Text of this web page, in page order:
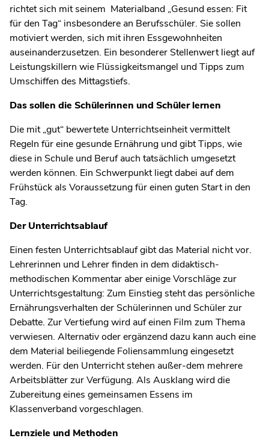
richtet sich mit seinem Materialband „Gesund essen: Fit
für den Tag“ insbesondere an Berufsschüler. Sie sollen
motiviert werden, sich mit ihren Essgewohnheiten
auseinanderzusetzen. Ein besonderer Stellenwert liegt auf
Leistungskillern wie Flüssigkeitsmangel und Tipps zum
Umschiffen des Mittagstiefs.
Das sollen die Schülerinnen und Schüler lernen
Die mit „gut“ bewertete Unterrichtseinheit vermittelt
Regeln für eine gesunde Ernährung und gibt Tipps, wie
diese in Schule und Beruf auch tatsächlich umgesetzt
werden können. Ein Schwerpunkt liegt dabei auf dem
Frühstück als Voraussetzung für einen guten Start in den
Tag.
Der Unterrichtsablauf
Einen festen Unterrichtsablauf gibt das Material nicht vor.
Lehrerinnen und Lehrer finden in dem didaktisch-
methodischen Kommentar aber einige Vorschläge zur
Unterrichtsgestaltung: Zum Einstieg steht das persönliche
Ernährungsverhalten der Schülerinnen und Schüler zur
Debatte. Zur Vertiefung wird auf einen Film zum Thema
verwiesen. Alternativ oder ergänzend dazu kann auch eine
dem Material beiliegende Foliensammlung eingesetzt
werden. Für den Unterricht stehen außer-dem mehrere
Arbeitsblätter zur Verfügung. Als Ausklang wird die
Zubereitung eines gemeinsamen Essens im
Klassenverband vorgeschlagen.
Lernziele und Methoden